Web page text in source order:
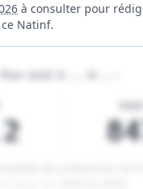
à consulter pour
Natinf.
Pour avoir à